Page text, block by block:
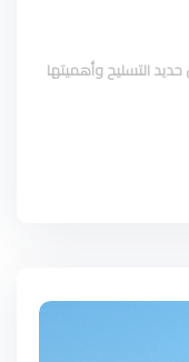
التسليح وأهميتها